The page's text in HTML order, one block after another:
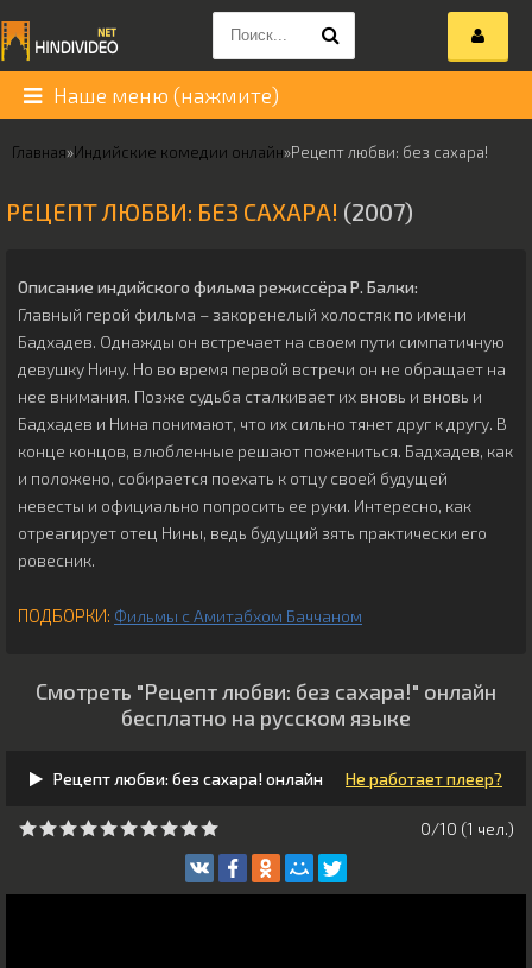
Наше меню (нажмите)
Главная»Индийские комедии онлайн»Рецепт любви: без сахара!
РЕЦЕПТ ЛЮБВИ: БЕЗ САХАРА! (2007)
Описание индийского фильма режиссёра Р. Балки:
Главный герой фильма – закоренелый холостяк по имени
Бадхадев. Однажды он встречает на своем пути симпатичную
девушку Нину. Но во время первой встречи он не обращает на
нее внимания. Позже судьба сталкивает их вновь и вновь и
Бадхадев и Нина понимают, что их сильно тянет друг к другу. В
конце концов, влюбленные решают пожениться. Бадхадев, как
и положено, собирается поехать к отцу своей будущей
невесты и официально попросить ее руки. Интересно, как
отреагирует отец Нины, ведь будущий зять практически его
ровесник.
ПОДБОРКИ: Фильмы с Амитабхом Баччаном
Смотреть "Рецепт любви: без сахара!" онлайн
бесплатно на русском языке
Рецепт любви: без сахара! онлайн Не работает плеер?
0/10 (1 чeл.)